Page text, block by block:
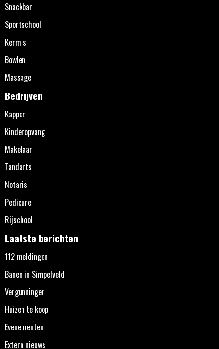
Snackbar
Sportschool
Kermis
Bowlen
Massage
Bedrijven
Kapper
Kinderopvang
Makelaar
Tandarts
Notaris
Pedicure
Rijschool
Laatste berichten
112 meldingen
Banen in Simpelveld
Vergunningen
Huizen te koop
Evenementen
Extern nieuws